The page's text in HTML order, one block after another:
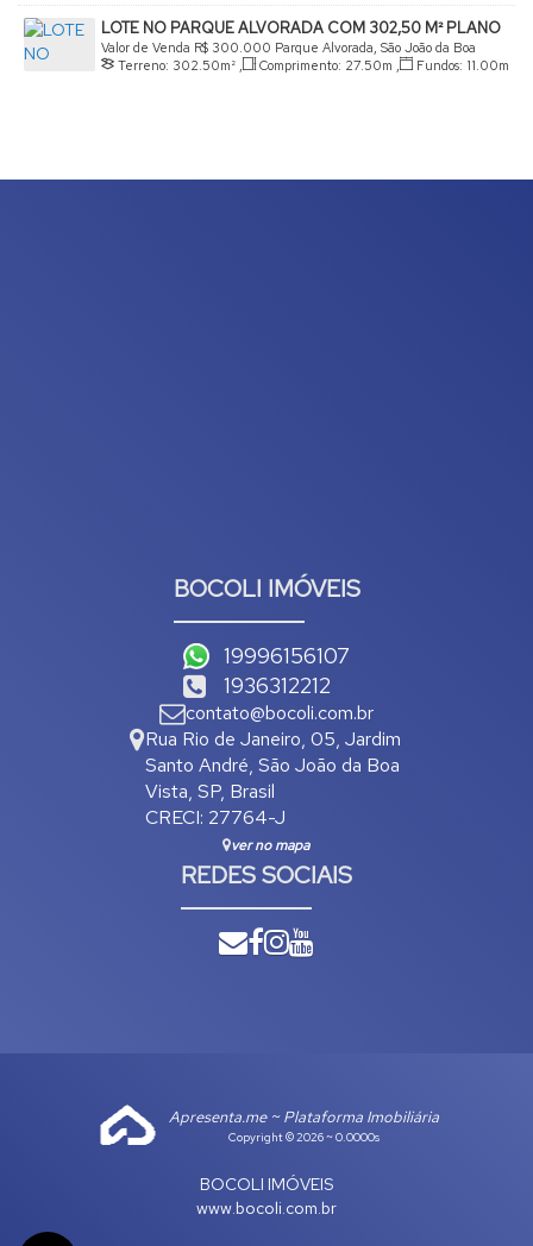
LOTE NO PARQUE ALVORADA COM 302,50 M² PLANO
R$ 300.000
Valor de Venda
Parque Alvorada, São João da Boa
Vista, São Paulo, Brasil
Terreno: 302.50m² , Comprimento: 27.50m , Fundos: 11.00m
BOCOLI IMÓVEIS
19996156107
1936312212
contato@bocoli.com.br
Rua Rio de Janeiro, 05, Jardim
Santo André, São João da Boa
Vista, SP, Brasil
CRECI: 27764-J
ver no mapa
REDES SOCIAIS
Apresenta.me ~ Plataforma Imobiliária
Copyright © 2026 ~ 0.0000s
BOCOLI IMÓVEIS
www.bocoli.com.br